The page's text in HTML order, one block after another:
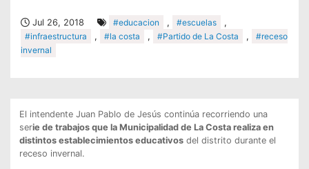
Jul 26, 2018 #educacion , #escuelas
,
#infraestructura
, #la costa , #Partido de La Costa ,
#receso
invernal
El intendente Juan Pablo de Jesús continúa recorriendo una
serie de trabajos que la Municipalidad de La Costa realiza en
distintos establecimientos educativosdel distrito durante el
receso invernal.